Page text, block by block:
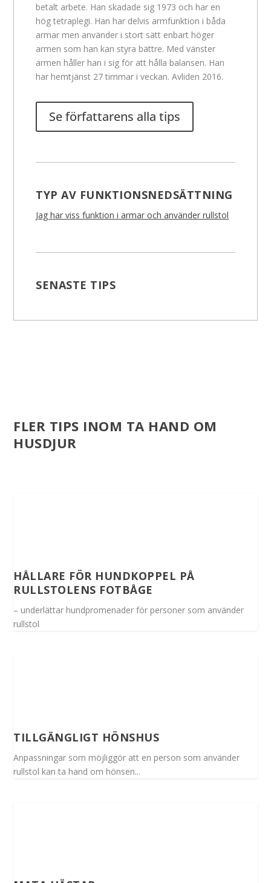
betalt arbete. Han skadade sig 1973 och har en
hög tetraplegi. Han har delvis armfunktion i båda
armar men använder i stort sätt enbart höger
armen som han kan styra bättre. Med vänster
armen håller han i sig för att hålla balansen. Han
har hemtjänst 27 timmar i veckan. Avliden 2016.
Se författarens alla tips
TYP AV FUNKTIONSNEDSÄTTNING
Jag har viss funktion i armar och använder rullstol
SENASTE TIPS
FLER TIPS INOM TA HAND OM
HUSDJUR
HÅLLARE FÖR HUNDKOPPEL PÅ
RULLSTOLENS FOTBÅGE
– underlättar hundpromenader för personer som använder
rullstol
TILLGÄNGLIGT HÖNSHUS
Anpassningar som möjliggör att en person som använder
rullstol kan ta hand om hönsen...